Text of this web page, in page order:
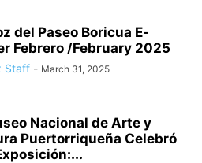
del Paseo Boricua E-
Febrero /February 2025
Staff - March 31, 2025
Nacional de Arte y
Puertorriqueña Celebró